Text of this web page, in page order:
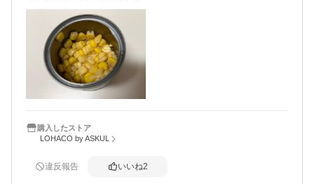
購入したストア
LOHACO by ASKUL
違反報告 いいね2